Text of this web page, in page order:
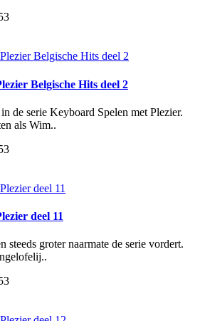
Belgische Hits deel 2
de serie Keyboard Spelen met Plezier.
als Wim..
deel 11
steeds groter naarmate de serie vordert.